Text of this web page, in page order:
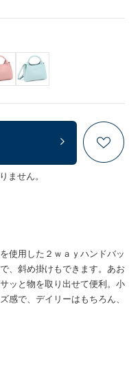
ません。
使用した２ｗａｙハンドバッ
、斜め掛けもできます。あお
ッと物を取り出せて便利。小
感で、デイリーはもちろん、